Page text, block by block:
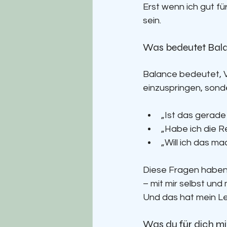
Erst wenn ich gut
sein.
Was bedeutet
Balance bedeutet,
einzuspringen,
„Ist das
„Habe ich die
„Will ich das
Diese Fragen
– mit mir selbst und
Und das hat mein
Was du für dich